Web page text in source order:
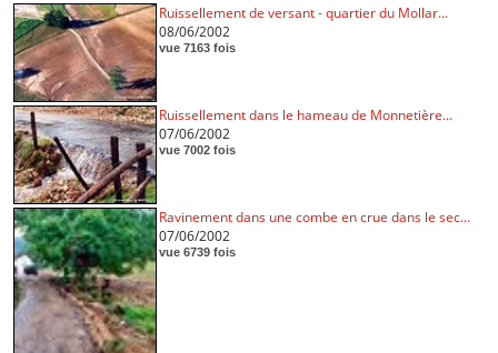
Ruissellement de versant - quartier du Mollar...
08/06/2002
vue 7163 fois
Ruissellement dans le hameau de Monnetière...
07/06/2002
vue 7002 fois
Ravinement dans une combe en crue dans le sec...
07/06/2002
vue 6739 fois